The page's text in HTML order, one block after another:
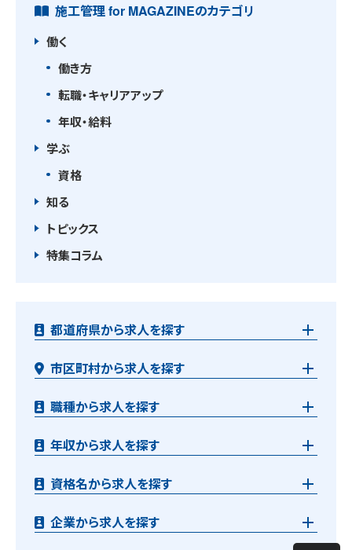
施工管理 for MAGAZINEのカテゴリ
働く
働き方
転職・キャリアアップ
年収・給料
学ぶ
資格
知る
トピックス
特集コラム
都道府県から求人を探す
市区町村から求人を探す
職種から求人を探す
年収から求人を探す
資格名から求人を探す
企業から求人を探す